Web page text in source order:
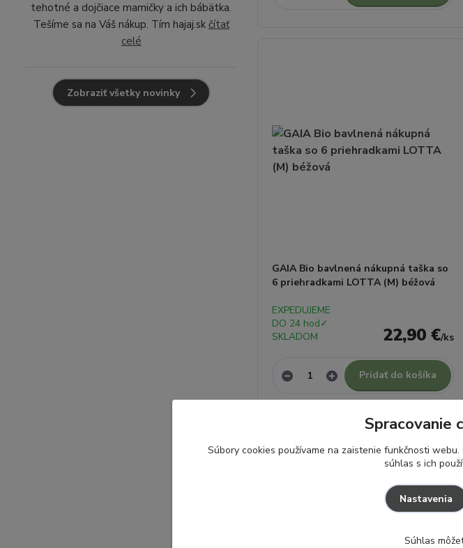
GAIA Bio bavlnená nákupná taška so
6 priehradkami LOTTA (M) béžová
22,90 €/ks
EXPEDUJEME
DO 24 hod✓
SKLADOM
Pridať do košíka
tehotné a dojčiace mamičky a ich bábätka.
Tešíme sa na Váš nákup. Tím hajaj.sk čítať
celé
Zobraziť všetky novinky
Spracovanie
Súbory cookies používame na zaistenie funkčnosti
súhlas s ich
Nastavenia
Súhlas